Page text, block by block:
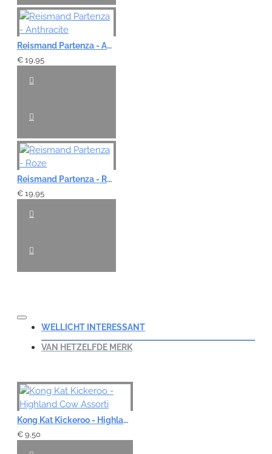
Reismand Partenza - Anthracite
€ 19,95
Reismand Partenza - Roze
€ 19,95
WELLICHT INTERESSANT
VAN HETZELFDE MERK
Kong Kat Kickeroo - Highland Cow Assorti
€ 9,50